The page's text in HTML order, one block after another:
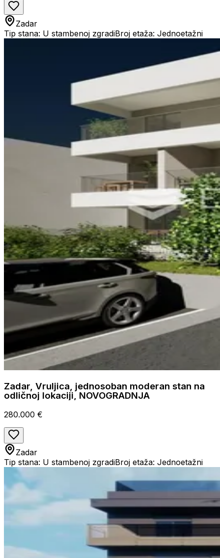
Zadar
Tip stana: U stambenoj zgradiBroj etaža: Jednoetažni
Zadar, Vruljica, jednosoban moderan stan na
odličnoj lokaciji, NOVOGRADNJA
280.000 €
Zadar
Tip stana: U stambenoj zgradiBroj etaža: Jednoetažni